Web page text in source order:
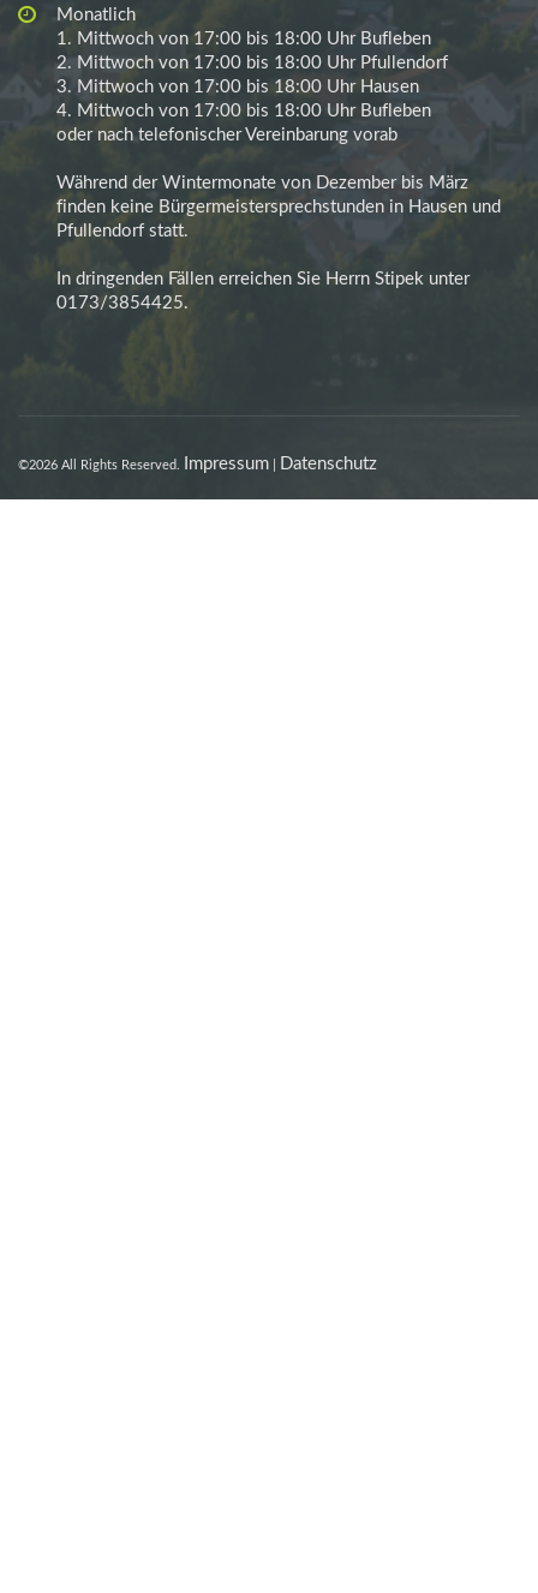
Monatlich
1. Mittwoch von 17:00 bis 18:00 Uhr Bufleben
2. Mittwoch von 17:00 bis 18:00 Uhr Pfullendorf
3. Mittwoch von 17:00 bis 18:00 Uhr Hausen
4. Mittwoch von 17:00 bis 18:00 Uhr Bufleben
oder nach telefonischer Vereinbarung vorab
Während der Wintermonate von Dezember bis März
finden keine Bürgermeistersprechstunden in Hausen und
Pfullendorf statt.
In dringenden Fällen erreichen Sie Herrn Stipek unter
0173/3854425.
©2026 All Rights Reserved. Impressum | Datenschutz